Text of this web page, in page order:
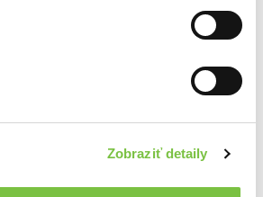
Zobraziť detaily